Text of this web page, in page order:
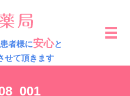
者様に安心と
せて頂きます
メ